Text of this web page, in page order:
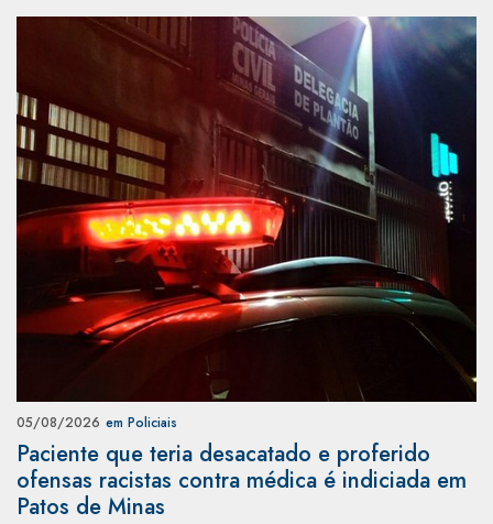
05/08/2026 em Policiais
Paciente que teria desacatado e proferido
ofensas racistas contra médica é indiciada em
Patos de Minas